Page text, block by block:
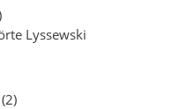
Lyssewski